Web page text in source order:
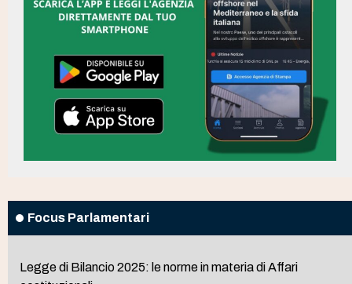
Focus Parlamentari
Legge di Bilancio 2025: le norme in materia di Affari